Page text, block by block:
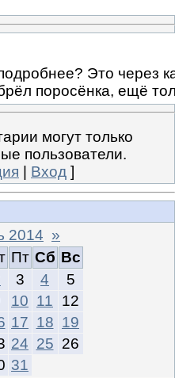
Это через
поросёнка, ещё
могут только
пользователи.
Вход ]
2014 »
Пт Сб Вс
3 4
5
10 11
12
17 18 19
24 25 26
31